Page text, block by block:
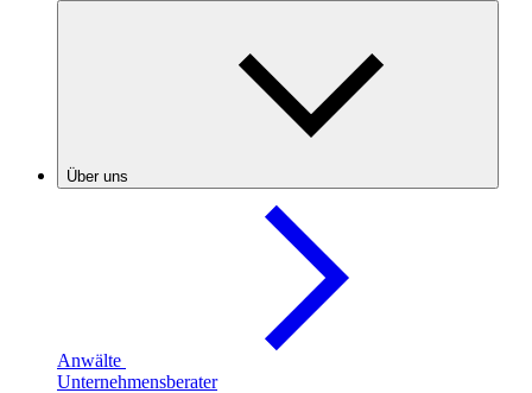
Über uns
Anwälte
Unternehmensberater